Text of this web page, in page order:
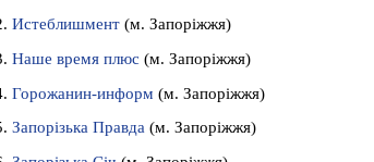
Истеблишмент (м. Запоріжжя)
Наше время плюс (м. Запоріжжя)
Горожанин-информ (м. Запоріжжя)
Запорiзька Правда (м. Запоріжжя)